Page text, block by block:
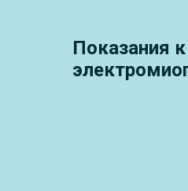
Показания к